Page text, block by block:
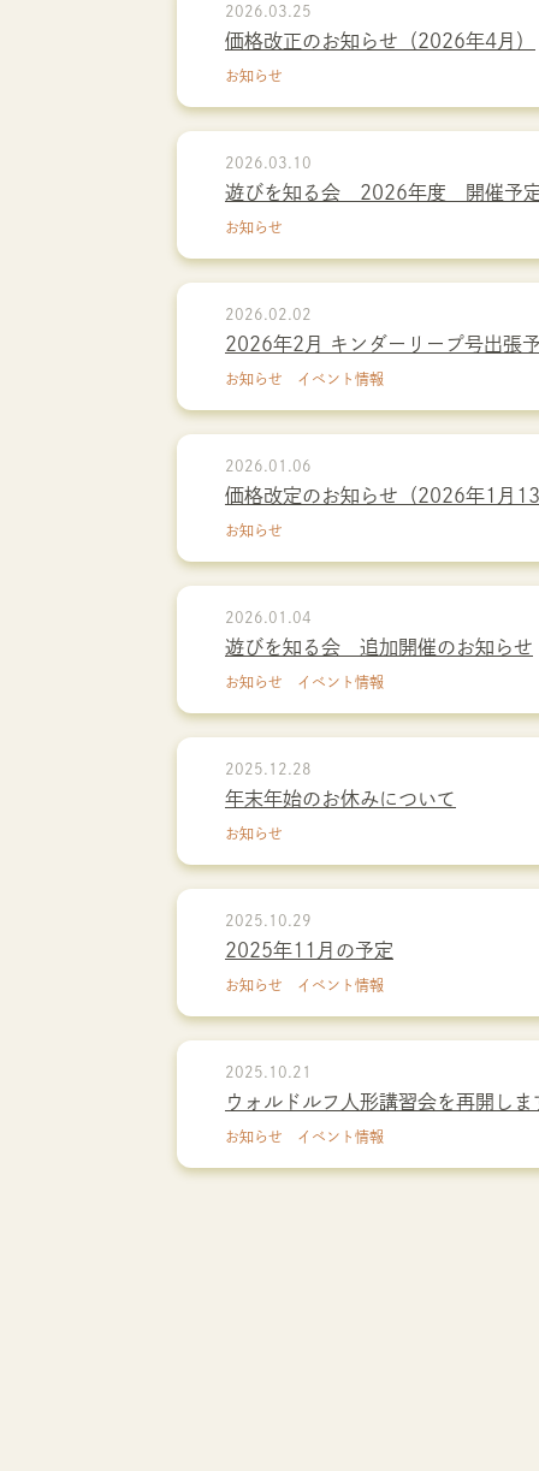
2026.03.25
価格改正のお知らせ（2026年4月）
お知らせ
2026.03.10
遊びを知る会 2026年度 開催予
お知らせ
2026.02.02
2026年2月 キンダーリープ号出張
お知らせ イベント情報
2026.01.06
価格改定のお知らせ（2026年1月13
お知らせ
2026.01.04
遊びを知る会 追加開催のお知らせ
お知らせ イベント情報
2025.12.28
年末年始のお休みについて
お知らせ
2025.10.29
2025年11月の予定
お知らせ イベント情報
2025.10.21
ウォルドルフ人形講習会を再開しま
お知らせ イベント情報